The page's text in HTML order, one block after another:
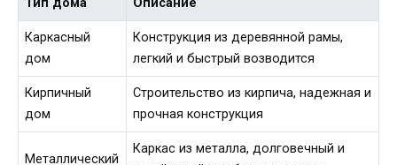
Тип дома Описание
Каркасный
дом
Конструкция из деревянной рамы,
легкий и быстрый возводится
Кирпичный
дом
Строительство из кирпича, надежная и
прочная конструкция
Металлический
Каркас из металла, долговечный и